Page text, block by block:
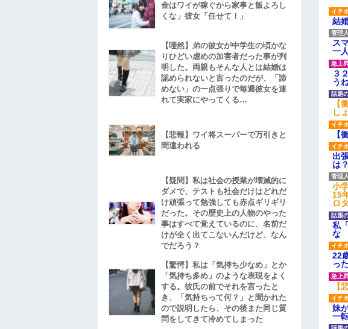
結
ス
一
３
う
【
し
【
出
は
小
15
ロ
私
な
22
っ
【
妹
一
金はワイが稼ぐから家事と飯よろし
くな」彼女「任せて！」
【唖然】弟の彼女が中学生の頃かな
りひどい虐めの加害者だった事が判
明した。両親もそんな人とは結婚は
認められないと言ったのだが、「諦
めない」の一点張りで毎週彼女を連
れて実家にやってくる…
【悲報】ワイ将スーパーで万引きと
間違われる
【疑問】私は社会の授業が壊滅的に
ダメで、テストも社会だけはどれだ
け頑張って勉強しても赤点ギリギリ
だった。その歴史上の人物のやった
事はすべて覚えているのに、名前だ
けが全く出てこないんだけど、なん
でだろう？
【驚愕】私は「気持ち少なめ」とか
「気持ち多め」のような表現をよく
する。彼氏の前でそれを言ったと
き、「気持ちって何？」と聞かれた
ので説明したら、その後また同じ質
問をしてきて冷めてしまった